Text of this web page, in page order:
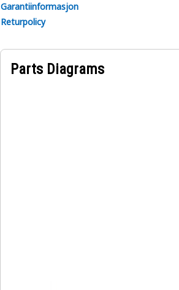
Garantiinformasjon
Returpolicy
Parts Diagrams